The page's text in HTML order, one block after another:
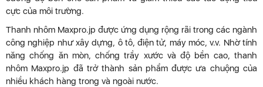
cực của môi trường.
Thanh nhôm Maxpro.jp được ứng dụng rộng rãi trong các ngành
công nghiệp như xây dựng, ô tô, điện tử, máy móc, v.v. Nhờ tính
năng chống ăn mòn, chống trầy xước và độ bền cao, thanh
nhôm Maxpro.jp đã trở thành sản phẩm được ưa chuộng của
nhiều khách hàng trong và ngoài nước.